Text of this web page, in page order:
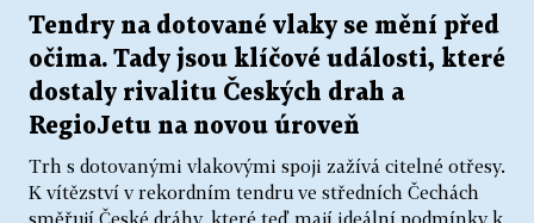
Tendry na dotované vlaky se mění před
očima. Tady jsou klíčové události, které
dostaly rivalitu Českých drah a
RegioJetu na novou úroveň
Trh s dotovanými vlakovými spoji zažívá citelné otřesy.
K vítězství v rekordním tendru ve středních Čechách
směřují České dráhy, které teď mají ideální podmínky k